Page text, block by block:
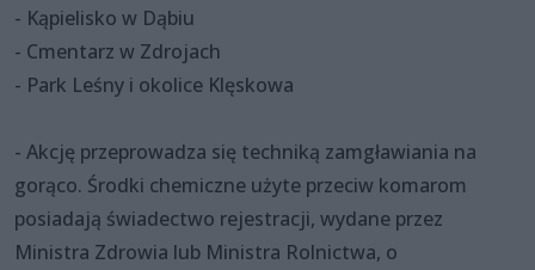
- Kąpielisko w Dąbiu
- Cmentarz w Zdrojach
- Park Leśny i okolice Klęskowa
- Akcję przeprowadza się techniką zamgławiania na
gorąco. Środki chemiczne użyte przeciw komarom
posiadają świadectwo rejestracji, wydane przez
Ministra Zdrowia lub Ministra Rolnictwa, o